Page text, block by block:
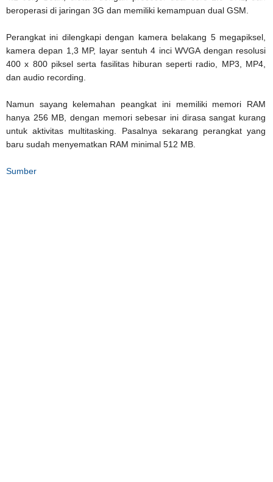
beroperasi di jaringan 3G dan memiliki kemampuan dual GSM.
Perangkat ini dilengkapi dengan kamera belakang 5 megapiksel,
kamera depan 1,3 MP, layar sentuh 4 inci WVGA dengan resolusi
400 x 800 piksel serta fasilitas hiburan seperti radio, MP3, MP4,
dan audio recording.
Namun sayang kelemahan peangkat ini memiliki memori RAM
hanya 256 MB, dengan memori sebesar ini dirasa sangat kurang
untuk aktivitas multitasking. Pasalnya sekarang perangkat yang
baru sudah menyematkan RAM minimal 512 MB.
Sumber